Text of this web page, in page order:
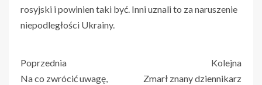
rosyjski i powinien taki być. Inni uznali to za naruszenie
niepodległości Ukrainy.
Poprzednia
Na co zwrócić uwagę,
Kolejna
Zmarł znany dziennikarz